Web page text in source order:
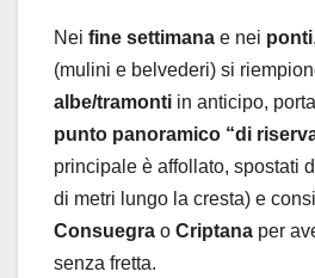
Nei fine settimana e nei ponti
(mulini e belvederi) si
albe/tramonti in anticipo, porta
punto panoramico “di
principale è affollato, spostati
di metri lungo la cresta) e
Consuegra o Criptana per
senza fretta.